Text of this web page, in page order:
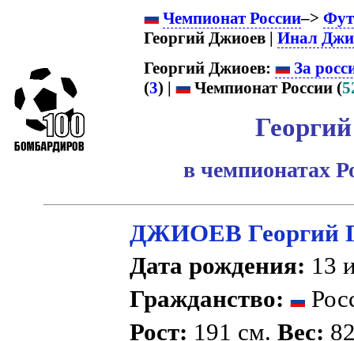
Чемпионат России–>
Георгий Джиоев | Инал
Георгий Джиоев:
За
(3) | Чемпионат России (
в чемпионатах
ДЖИОЕВ Георгий
Дата рождения: 13
Гражданство:
Рост: 191 см.Вес: